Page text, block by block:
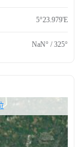
5°23.979'E
NaN° / 325°